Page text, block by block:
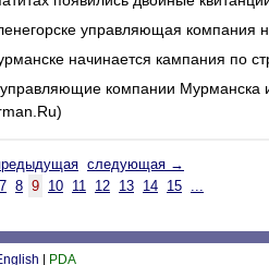
управляющая компания
начинается кампания по
компании Мурманска
следующая →
7 8 9 10 11 12 13 14 15 ...
PDA